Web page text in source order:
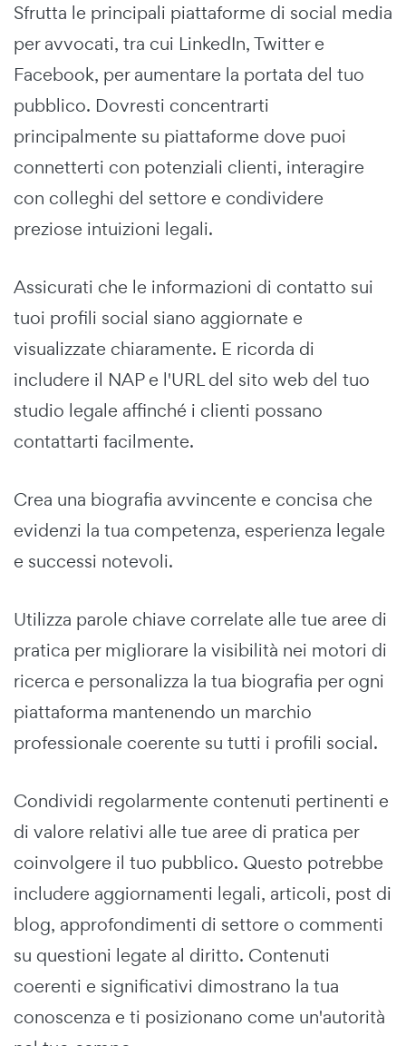
Sfrutta le principali piattaforme di social media
per avvocati, tra cui LinkedIn, Twitter e
Facebook, per aumentare la portata del tuo
pubblico. Dovresti concentrarti
principalmente su piattaforme dove puoi
connetterti con potenziali clienti, interagire
con colleghi del settore e condividere
preziose intuizioni legali.
Assicurati che le informazioni di contatto sui
tuoi profili social siano aggiornate e
visualizzate chiaramente. E ricorda di
includere il NAP e l'URL del sito web del tuo
studio legale affinché i clienti possano
contattarti facilmente.
Crea una biografia avvincente e concisa che
evidenzi la tua competenza, esperienza legale
e successi notevoli.
Utilizza parole chiave correlate alle tue aree di
pratica per migliorare la visibilità nei motori di
ricerca e personalizza la tua biografia per ogni
piattaforma mantenendo un marchio
professionale coerente su tutti i profili social.
Condividi regolarmente contenuti pertinenti e
di valore relativi alle tue aree di pratica per
coinvolgere il tuo pubblico. Questo potrebbe
includere aggiornamenti legali, articoli, post di
blog, approfondimenti di settore o commenti
su questioni legate al diritto. Contenuti
coerenti e significativi dimostrano la tua
conoscenza e ti posizionano come un'autorità